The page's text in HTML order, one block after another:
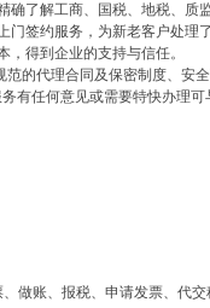
了解工商、国税、地税、质
门签约服务，为新老客户处理
得到企业的支持与信任。
的代理合同及保密制度、安
有任何意见或需要特快办理
做账、报税、申请发票、代交